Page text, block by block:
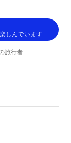
しんでいます
旅行者